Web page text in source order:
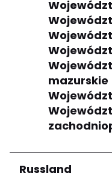
mazurskie
Russland